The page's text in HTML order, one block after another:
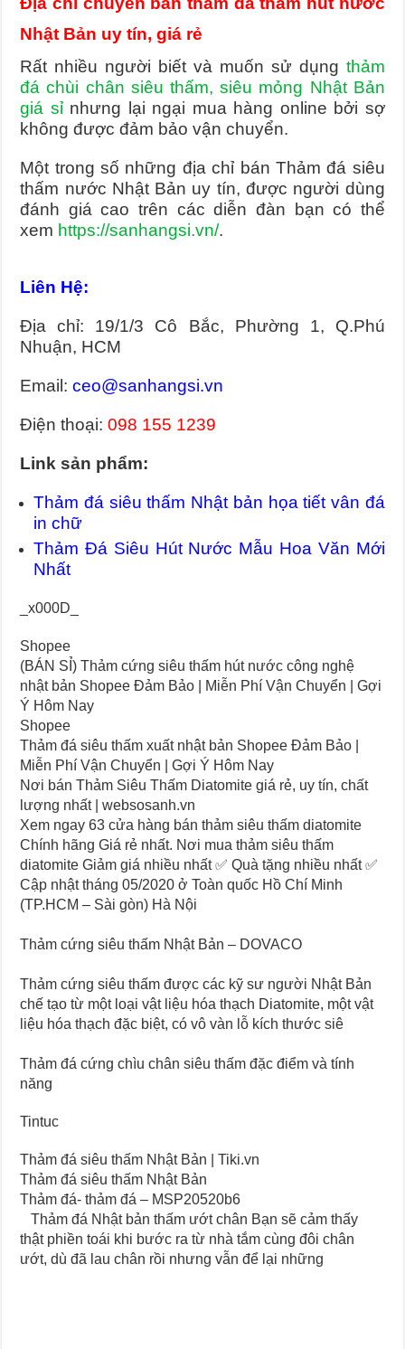
Nhật Bản uy tín, giá rẻ
Rất nhiều người biết và muốn sử dụng thảm
đá chùi chân siêu thấm, siêu mỏng Nhật Bản
giá sỉnhưng lại ngại mua hàng online bởi sợ
không được đảm bảo vận chuyển.
Một trong số những địa chỉ bán Thảm đá siêu
thấm nước Nhật Bản uy tín, được người dùng
đánh giá cao trên các diễn đàn bạn có thể
xem https://sanhangsi.vn/.
Liên Hệ:
Địa chỉ: 19/1/3 Cô Bắc, Phường 1, Q.Phú
Nhuận, HCM
Email:ceo@sanhangsi.vn
Điện thoại:098 155 1239
Link sản phẩm:
Thảm đá siêu thấm Nhật bản họa tiết vân đá
in chữ
Thảm Đá Siêu Hút Nước Mẫu Hoa Văn Mới
Nhất
_x000D_
Shopee
(BÁN SỈ) Thảm cứng siêu thấm hút nước công nghệ
nhật bản Shopee Đảm Bảo | Miễn Phí Vận Chuyển | Gợi
Ý Hôm Nay
Shopee
Thảm đá siêu thấm xuất nhật bản Shopee Đảm Bảo |
Miễn Phí Vận Chuyển | Gợi Ý Hôm Nay
Nơi bán Thảm Siêu Thấm Diatomite giá rẻ, uy tín, chất
lượng nhất | websosanh.vn
Xem ngay 63 cửa hàng bán thảm siêu thấm diatomite
Chính hãng Giá rẻ nhất. Nơi mua thảm siêu thấm
diatomite Giảm giá nhiều nhất ✅ Quà tặng nhiều nhất ✅
Cập nhật tháng 05/2020 ở Toàn quốc Hồ Chí Minh
(TP.HCM – Sài gòn) Hà Nội
Thảm cứng siêu thấm Nhật Bản – DOVACO
Thảm cứng siêu thấm được các kỹ sư người Nhật Bản
chế tạo từ một loại vật liệu hóa thạch Diatomite, một vật
liệu hóa thạch đặc biệt, có vô vàn lỗ kích thước siê
Thảm đá cứng chìu chân siêu thấm đặc điểm và tính
năng
Tintuc
Thảm đá siêu thấm Nhật Bản | Tiki.vn
Thảm đá siêu thấm Nhật Bản
Thảm đá- thảm đá – MSP20520b6
Thảm đá Nhật bản thấm ướt chân Bạn sẽ cảm thấy
thật phiền toái khi bước ra từ nhà tắm cùng đôi chân
ướt, dù đã lau chân rồi nhưng vẫn để lại những